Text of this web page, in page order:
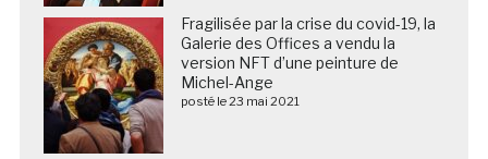
Fragilisée par la crise du covid-19, la
Galerie des Offices a vendu la
version NFT d’une peinture de
Michel-Ange
posté le 23 mai 2021